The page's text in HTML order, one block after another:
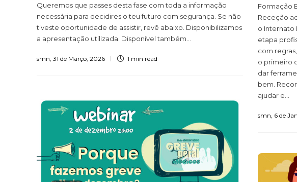
Queremos que passes desta fase com toda a informação
necessária para decidires o teu futuro com segurança. Se não
tiveste oportunidade de assistir, revê abaixo. Disponibilizamos
a apresentação utilizada. Disponível também...
smn, 31 de Março, 2026 1 min read
Formação
Receção
o Internato
etapa
com
o primeiro
dar
bem.
ajudar e...
smn, 6 de